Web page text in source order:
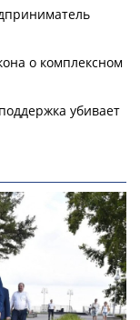
о комплексном
убивает